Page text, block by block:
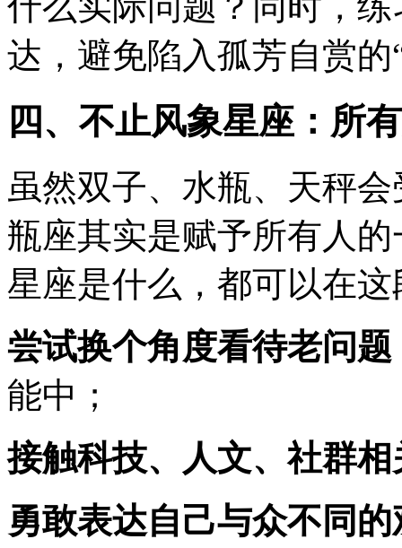
达，避免陷入孤芳自赏的
四、不止风象星座：所
虽然双子、水瓶、天秤
瓶座其实是赋予所有人
星座是什么，都可以在
尝试换个角度看待老问题
能中；
接触科技、人文、社群
勇敢表达自己与众不同的